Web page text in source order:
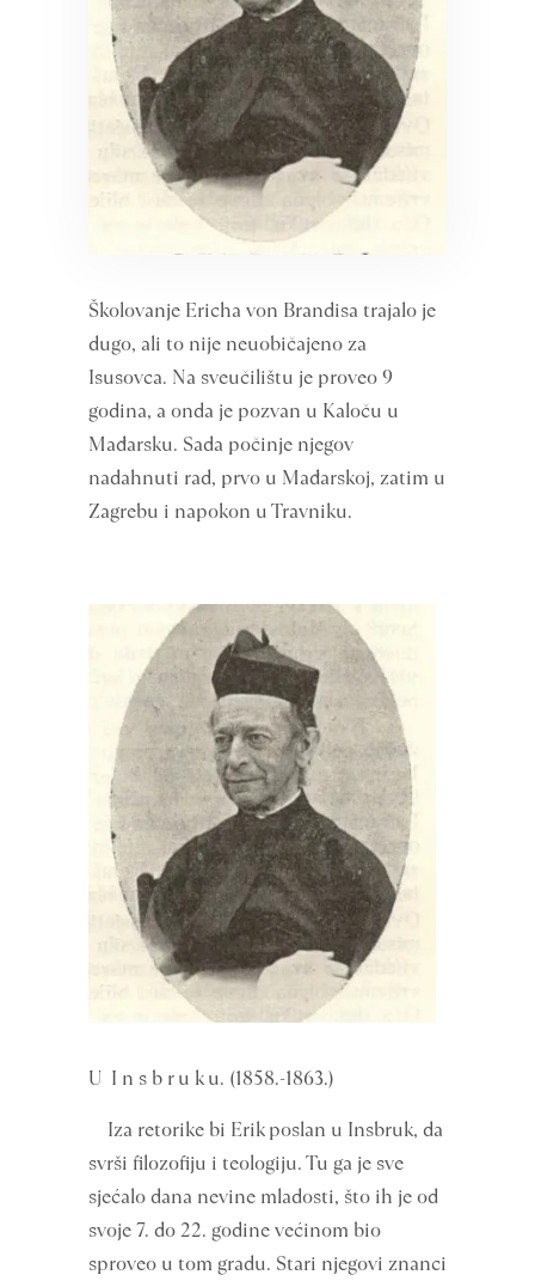
Školovanje Ericha von Brandisa trajalo je
dugo, ali to nije neuobičajeno za
Isusovca. Na sveučilištu je proveo 9
godina, a onda je pozvan u Kaloču u
Mađarsku. Sada počinje njegov
nadahnuti rad, prvo u Mađarskoj, zatim u
Zagrebu i napokon u Travniku.
U I n s b r u k u. (1858.-1863.)
Iza retorike bi Erik poslan u Insbruk, da
svrši filozofiju i teologiju. Tu ga je sve
sjećalo dana nevine mladosti, što ih je od
svoje 7. do 22. godine većinom bio
sproveo u tom gradu. Stari njegovi znanci